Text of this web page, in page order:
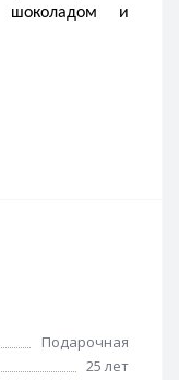
шоколадом и
Подарочная
25 лет